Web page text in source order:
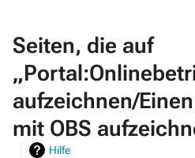
Seiten, die auf
aufzeichnen/
mit OBS
Hilfe